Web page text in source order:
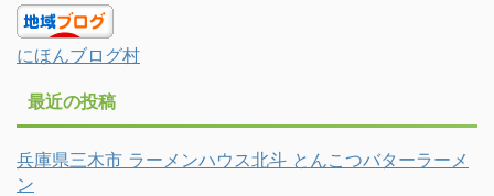
にほんブログ村
最近の投稿
兵庫県三木市 ラーメンハウス北斗 とんこつバターラーメ
ン